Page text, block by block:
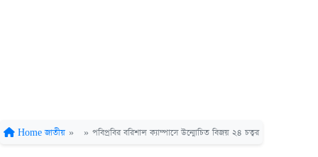
Home জাতীয় » » পবিপ্রবির বরিশাল ক্যাম্পাসে উন্মোচিত বিজয় ২৪ চত্বর